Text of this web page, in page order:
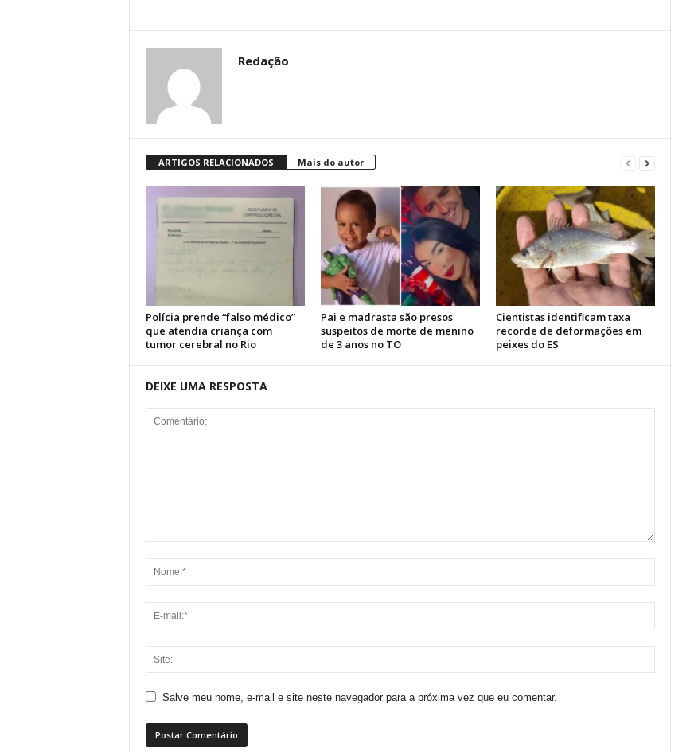
Redação
ARTIGOS RELACIONADOS Mais do autor
Polícia prende “falso médico”
que atendia criança com
tumor cerebral no Rio
Pai e madrasta são presos
suspeitos de morte de menino
de 3 anos no TO
Cientistas identificam taxa
recorde de deformações em
peixes do ES
DEIXE UMA RESPOSTA
Salve meu nome, e-mail e site neste navegador para a próxima vez que eu comentar.